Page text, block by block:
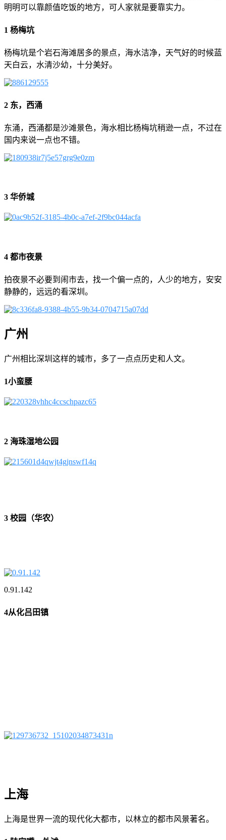
明明可以靠颜值吃饭的地方，可人家就是要靠实力。
1 杨梅坑
杨梅坑是个岩石海滩居多的景点，海水洁净，天气好的时候蓝
天白云，水清沙幼，十分美好。
2 东，西涌
东涌，西涌都是沙滩景色，海水相比杨梅坑稍逊一点，不过在
国内来说一点也不错。
3 华侨城
4 都市夜景
拍夜景不必要到闹市去，找一个偏一点的，人少的地方，安安
静静的，远远的看深圳。
广州
广州相比深圳这样的城市，多了一点点历史和人文。
1小蛮腰
2 海珠湿地公园
3 校园（华农）
0.91.142
4从化吕田镇
上海
上海是世界一流的现代化大都市，以林立的都市风景著名。